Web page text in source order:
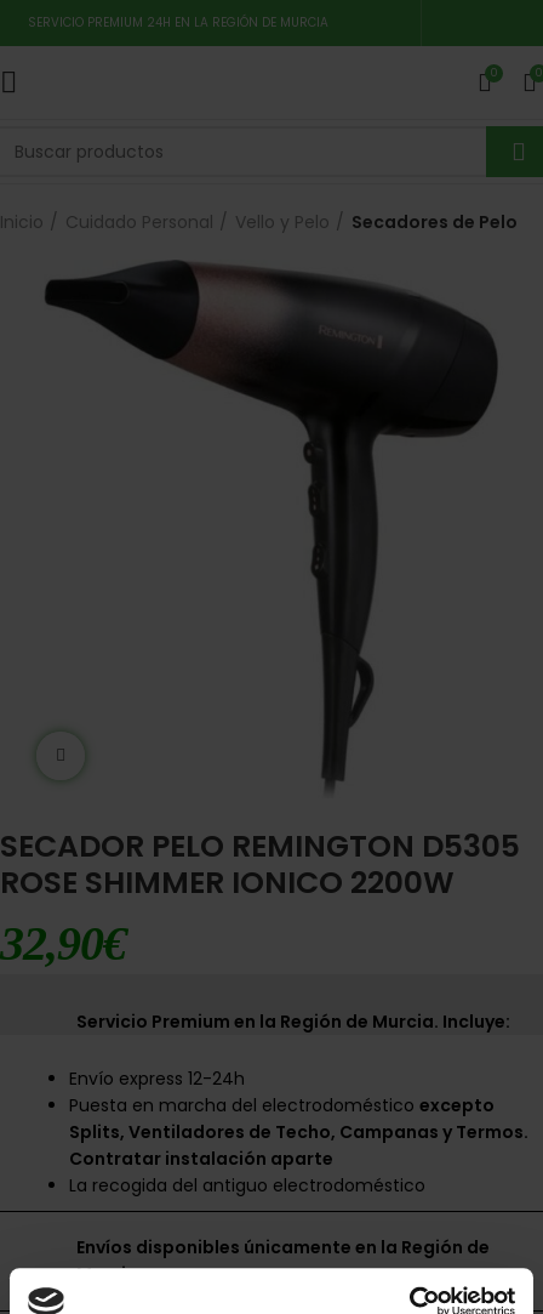
SERVICIO PREMIUM 24H EN LA REGIÓN DE MURCIA
0 0
Inicio Cuidado Personal Vello y Pelo Secadores de Pelo
SECADOR PELO REMINGTON D5305
ROSE SHIMMER IONICO 2200W
32,90€
Servicio Premium en la Región de Murcia. Incluye:
Envío express 12-24h
Puesta en marcha del electrodomésticoexcepto
Splits, Ventiladores de Techo, Campanas y Termos.
Contratar instalación aparte
La recogida del antiguo electrodoméstico
Envíos disponibles únicamente en la Región de
Murcia.